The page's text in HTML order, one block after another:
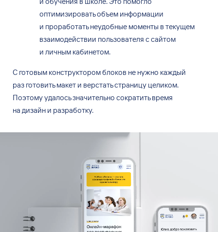
оптимизировать объем информации
и проработать неудобные моменты в текущем
взаимодействии пользователя ссайтом
и личным кабинетом.
С готовым конструктором блоков не нужно каждый
раз готовить макет и верстать страницу целиком.
Поэтому удалось значительно сократить время
на дизайн и разработку.